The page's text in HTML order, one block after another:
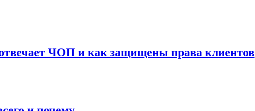
ЧОП и как защищены права клиентов